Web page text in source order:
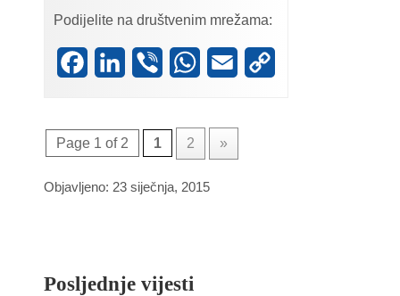
Podijelite na društvenim mrežama:
FacebookLinkedInViber WhatsApp
Email
Page 1 of 2 1 2 »
Objavljeno: 23 siječnja, 2015
Posljednje vijesti